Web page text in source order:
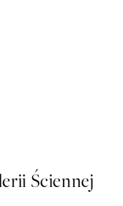
Ściennej